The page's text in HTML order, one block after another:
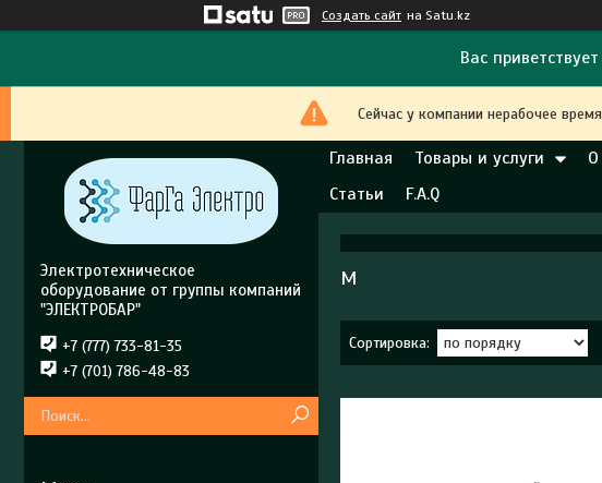
Создать сайт на Satu.kz
Вас
Сейчас у компании нерабочее
Главная Товары и услуги О
Статьи
F.A.Q
М
Электротехническое
оборудование от группы компаний
"ЭЛЕКТРОБАР"
+7 (777) 733-81-35
+7 (701) 786-48-83